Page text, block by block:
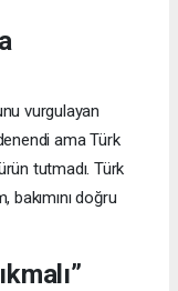
vurgulayan
ama Türk
tutmadı. Türk
bakımını doğru